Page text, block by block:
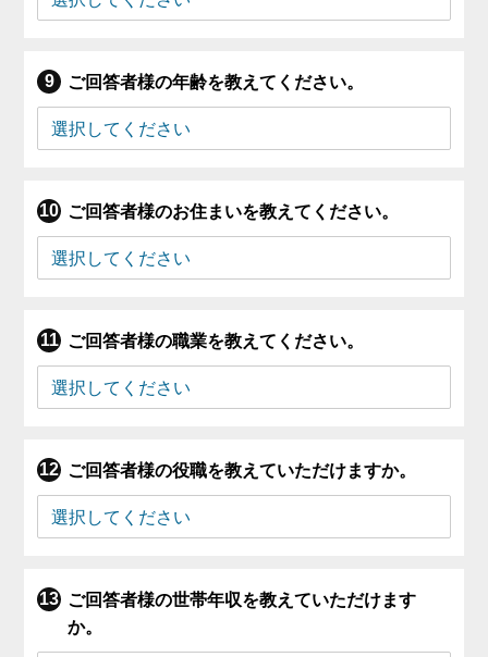
ご回答者様の年齢を教えてください。
ご回答者様のお住まいを教えてください。
ご回答者様の職業を教えてください。
ご回答者様の役職を教えていただけますか。
ご回答者様の世帯年収を教えていただけます
か。